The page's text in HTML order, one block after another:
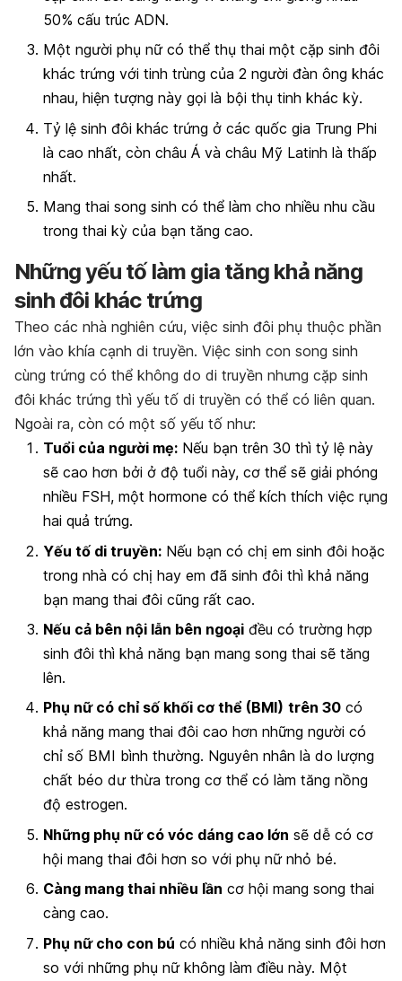
50% cấu trúc ADN.
Một người phụ nữ có thể thụ thai một cặp sinh đôi
khác trứng với tinh trùng của 2 người đàn ông khác
nhau, hiện tượng này gọi là bội thụ tinh khác kỳ.
Tỷ lệ sinh đôi khác trứng ở các quốc gia Trung Phi
là cao nhất, còn châu Á và châu Mỹ Latinh là thấp
nhất.
Mang thai song sinh có thể làm cho nhiều nhu cầu
trong thai kỳ của bạn tăng cao.
Những yếu tố làm gia tăng khả năng
sinh đôi khác trứng
Theo các nhà nghiên cứu, việc sinh đôi phụ thuộc phần
lớn vào khía cạnh di truyền. Việc sinh con song sinh
cùng trứng có thể không do di truyền nhưng cặp sinh
đôi khác trứng thì yếu tố di truyền có thể có liên quan.
Ngoài ra, còn có một số yếu tố như:
Tuổi của người mẹ: Nếu bạn trên 30 thì tỷ lệ này
sẽ cao hơn bởi ở độ tuổi này, cơ thể sẽ giải phóng
nhiều FSH, một hormone có thể kích thích việc rụng
hai quả trứng.
Yếu tố di truyền: Nếu bạn có chị em sinh đôi hoặc
trong nhà có chị hay em đã sinh đôi thì khả năng
bạn mang thai đôi cũng rất cao.
Nếu cả bên nội lẫn bên ngoại đều có trường hợp
sinh đôi thì khả năng bạn mang song thai sẽ tăng
lên.
Phụ nữ có chỉ số khối cơ thể (BMI) trên 30 có
khả năng mang thai đôi cao hơn những người có
chỉ số BMI bình thường. Nguyên nhân là do lượng
chất béo dư thừa trong cơ thể có làm tăng nồng
độ estrogen.
Những phụ nữ có vóc dáng cao lớn sẽ dễ có cơ
hội mang thai đôi hơn so với phụ nữ nhỏ bé.
Càng mang thai nhiều lần cơ hội mang song thai
càng cao.
Phụ nữ cho con bú có nhiều khả năng sinh đôi hơn
so với những phụ nữ không làm điều này. Một